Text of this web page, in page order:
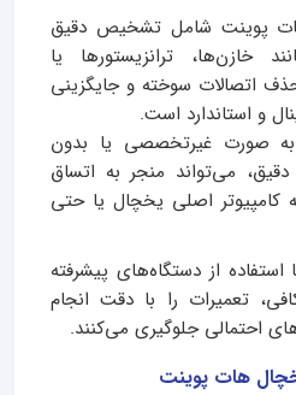
پوینت شامل تشخیص دقیق
خازن‌ها، ترانزیستورها یا
اتصالات سوخته و جایگزینی
و استاندارد است.
به صورت غیرتخصصی یا بدون
دقیق، می‌تواند منجر به اتساق
کامپیوتر اصلی یخچال یا حتی
از دستگاه‌های پیشرفته
تعمیرات را با دقت انجام
احتمالی جلوگیری می‌کنند.